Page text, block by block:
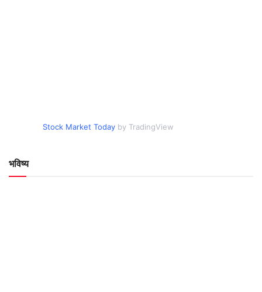
Stock Market Today by TradingView
भविष्य